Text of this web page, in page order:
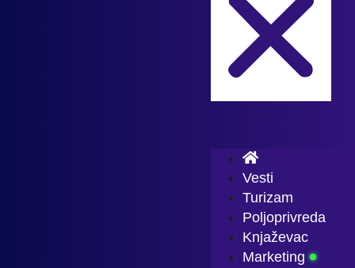
Vesti
Turizam
Poljoprivreda
Knjaževac
Marketing